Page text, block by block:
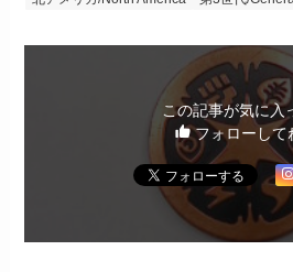
この記事が気に入
フォローして